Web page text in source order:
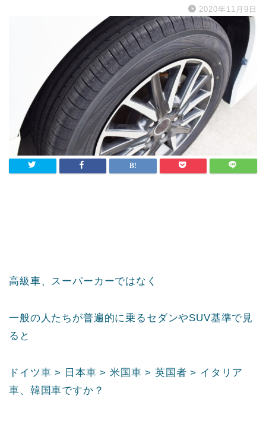
2020年11月9日
高級車、スーパーカーではなく
一般の人たちが普遍的に乗るセダンやSUV基準で見
ると
ドイツ車 > 日本車 > 米国車 > 英国者 > イタリア
車、韓国車ですか？